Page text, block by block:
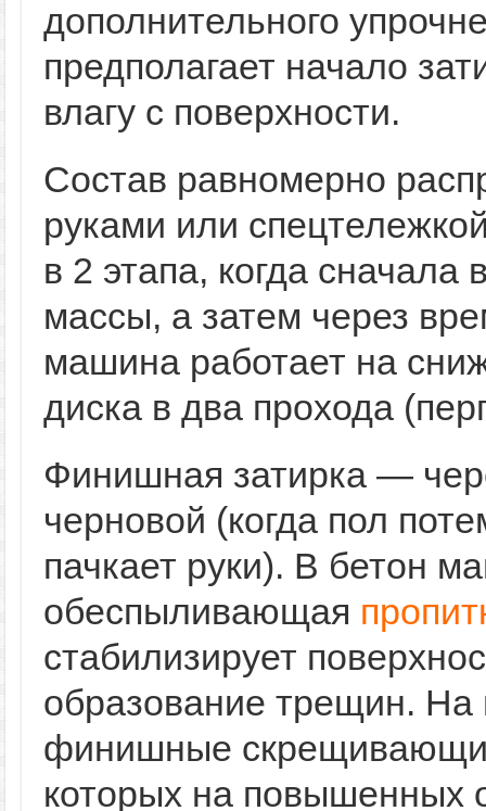
дополнительного
предполагает начало
влагу с поверхности.
Состав равномерно
руками или
в 2 этапа, когда сначала
массы, а затем через
машина работает на
диска в два прохода
Финишная затирка —
черновой (когда пол
пачкает руки). В бетон
обеспыливающая
стабилизирует
образование трещин.
финишные
которых на повышенных